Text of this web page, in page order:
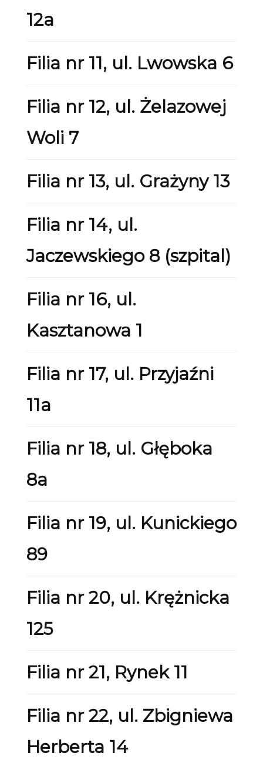
12a
Filia nr 11, ul. Lwowska 6
Filia nr 12, ul. Żelazowej
Woli 7
Filia nr 13, ul. Grażyny 13
Filia nr 14, ul.
Jaczewskiego 8 (szpital)
Filia nr 16, ul.
Kasztanowa 1
Filia nr 17, ul. Przyjaźni
11a
Filia nr 18, ul. Głęboka
8a
Filia nr 19, ul. Kunickiego
89
Filia nr 20, ul. Krężnicka
125
Filia nr 21, Rynek 11
Filia nr 22, ul. Zbigniewa
Herberta 14